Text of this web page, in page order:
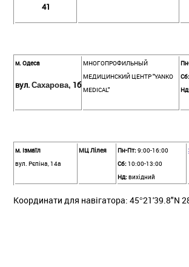
41
м. Одеса
вул.Сахарова, 1б
МНОГОПРОФИЛЬНЫЙ
МЕДИЦИНСКИЙ ЦЕНТР "YANKO
MEDICAL"
Сб:
м. Ізмаїл
вул. Рєпіна, 14а
МЦ Лілея Пн-Пт:9:00-16:00
Сб:10:00-13:00
Нд:вихідний
Координати для навігатора: 45°21'39.8"N